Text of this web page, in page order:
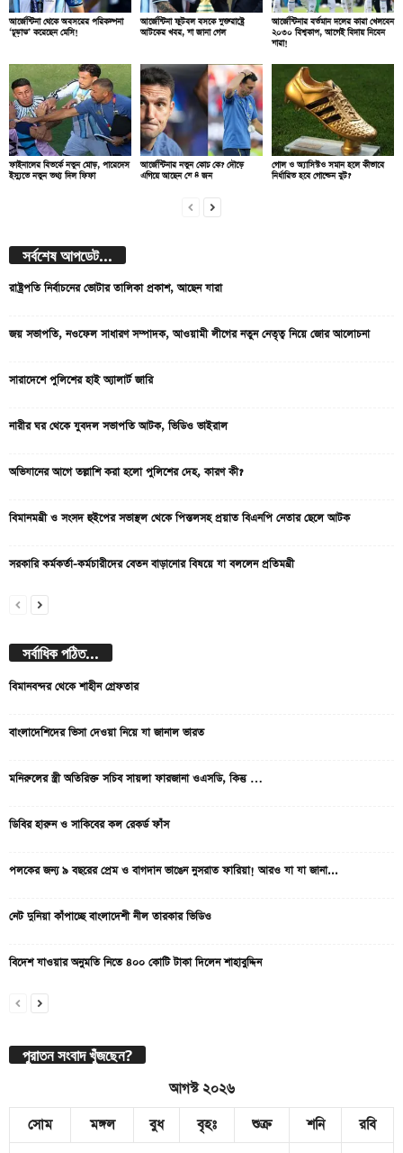
আর্জেন্টিনা থেকে অবসরের পরিকল্পনা
‘চূড়ান্ত’ করেছেন মেসি!
আর্জেন্টিনা ফুটবল বসকে যুক্তরাষ্ট্রে
আটকের খবর, যা জানা গেল
আর্জেন্টিনার বর্তমান দলের কারা খেলবেন
২০৩০ বিশ্বকাপ, আগেই বিদায় নিবেন
যারা!
ফাইনালের বিতর্কে নতুন মোড়, পারেদেস
ইস্যুতে নতুন তথ্য দিল ফিফা
আর্জেন্টিনার নতুন কোচ কে? দৌড়ে
এগিয়ে আছেন যে ৪ জন
গোল ও অ্যাসিস্টও সমান হলে কীভাবে
নির্ধারিত হবে গোল্ডেন বুট?
সর্বশেষ আপডেট...
রাষ্ট্রপতি নির্বাচনের ভোটার তালিকা প্রকাশ, আছেন যারা
জয় সভাপতি, নওফেল সাধারণ সম্পাদক, আওয়ামী লীগের নতুন নেতৃত্ব নিয়ে জোর আলোচনা
সারাদেশে পুলিশের হাই অ্যালার্ট জারি
নারীর ঘর থেকে যুবদল সভাপতি আটক, ভিডিও ভাইরাল
অভিযানের আগে তল্লাশি করা হলো পুলিশের দেহ, কারণ কী?
বিমানমন্ত্রী ও সংসদ হুইপের সভাস্থল থেকে পিস্তলসহ প্রয়াত বিএনপি নেতার ছেলে আটক
সরকারি কর্মকর্তা-কর্মচারীদের বেতন বাড়ানোর বিষয়ে যা বললেন প্রতিমন্ত্রী
সর্বাধিক পঠিত...
বিমানবন্দর থেকে শাহীন গ্রেফতার
বাংলাদেশিদের ভিসা দেওয়া নিয়ে যা জানাল ভারত
মনিরুলের স্ত্রী অতিরিক্ত সচিব সায়লা ফারজানা ওএসডি, কিন্তু …
ডিবির হারুন ও সাকিবের কল রেকর্ড ফাঁস
পলকের জন্য ৯ বছরের প্রেম ও বাগদান ভাঙেন নুসরাত ফারিয়া! আরও যা যা জানা...
নেট দুনিয়া কাঁপাচ্ছে বাংলাদেশী নীল তারকার ভিডিও
বিদেশ যাওয়ার অনুমতি নিতে ৪০০ কোটি টাকা দিলেন শাহাবুদ্দিন
পুরাতন সংবাদ খুঁজছেন?
আগস্ট ২০২৬
সোম
মঙ্গল বুধ বৃহঃ শুক্র শনি
রবি